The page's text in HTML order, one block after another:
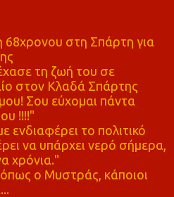
στη Σπάρτη για
τη ζωή του σε
στον Κλαδά Σπάρτης
Σου εύχομαι πάντα
!!!!"
το πολιτικό
να υπάρχει νερό σήμερα,
χρόνια."
ο Μυστράς, κάποιοι